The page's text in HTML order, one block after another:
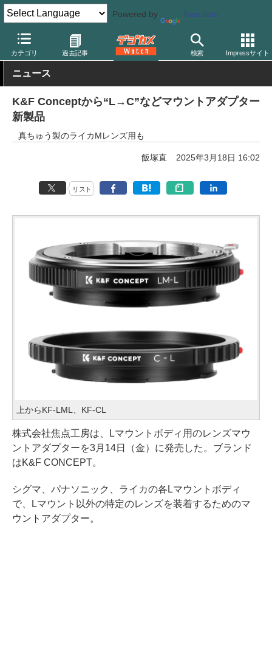
Powered by Translate
カテゴリ 過去記事 検索 Impressサイト
デジカメ Watch レンズ マウントアダプター
ニュース
K&F Conceptから“L→C”などマウントアダプター
新製品
真ちゅう製のライカMレンズ用も
飯塚直 2025年3月18日 16:02
リスト
上からKF-LML、KF-CL
株式会社焦点工房は、Lマウントボディ用のレンズマウ
ントアダプターを3月14日（金）に発売した。ブランド
はK&F CONCEPT。
シグマ、パナソニック、ライカの各Lマウントボディ
で、Lマウント以外の特定のレンズを装着するためのマ
ウントアダプター。